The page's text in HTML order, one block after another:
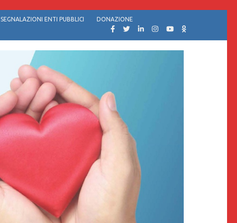
SEGNALAZIONI ENTI PUBBLICI DONAZIONE